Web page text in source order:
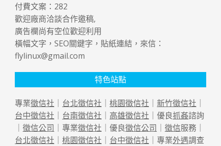
付費文案： 282
歡迎廠商洽談合作邀稿,
廣告欄尚有空位歡迎利用
橫幅文字，SEO關鍵字，貼紙連結，來信：
flylinux@gmail.com
特色站點
專業徵信社 ｜ 台北徵信社 ｜ 桃園徵信社 ｜ 新竹徵信社 ｜
台中徵信社 ｜ 台南徵信社 ｜ 高雄徵信社 ｜優良抓姦諮詢
｜ 徵信公司 ｜專業徵信社 ｜優良徵信公司 ｜ 徵信服務｜
台北徵信社 ｜ 桃園徵信社 ｜ 台中徵信社 ｜專業外遇調查